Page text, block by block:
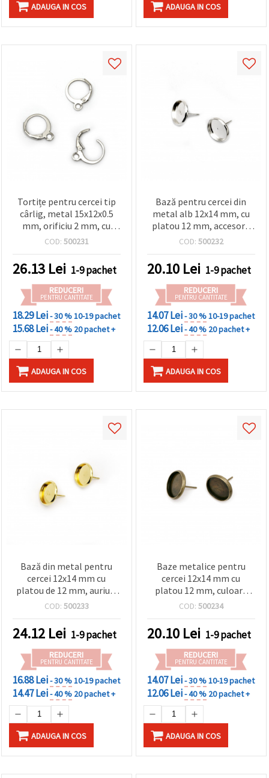
ADAUGA IN COS ADAUGA IN COS
Tortițe pentru cercei tip
cârlig, metal 15x12x0.5
mm, orificiu 2 mm, cu
închidere, culoare albă -
COD: 500231
26.13 Lei 1-9 pachet
REDUCERI
PENTRU CANTITATE
18.29 Lei- 30 %10-19 pachet
15.68 Lei- 40 % 20 pachet +
ADAUGA IN COS
Bază pentru cercei din
metal alb 12x14 mm, cu
platou 12 mm, accesorii
bijuterii, set 10 buc.
COD: 500232
20.10 Lei 1-9 pachet
REDUCERI
PENTRU CANTITATE
14.07 Lei- 30 %10-19 pachet
12.06 Lei- 40 % 20 pachet +
ADAUGA IN COS
Bază din metal pentru
cercei 12x14 mm cu
platou de 12 mm, auriu –
set 10 bucăți
COD: 500233
24.12 Lei 1-9 pachet
REDUCERI
PENTRU CANTITATE
16.88 Lei- 30 %10-19 pachet
14.47 Lei- 40 % 20 pachet +
ADAUGA IN COS
Baze metalice pentru
cercei 12x14 mm cu
platou 12 mm, culoare
bronz antichizat - set 10
COD: 500234
20.10 Lei 1-9 pachet
REDUCERI
PENTRU CANTITATE
14.07 Lei- 30 %10-19 pachet
12.06 Lei- 40 % 20 pachet +
ADAUGA IN COS